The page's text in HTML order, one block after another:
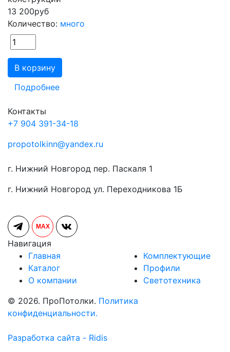
13 200руб
Количество: много
В корзину
Подробнее
Контакты
+7 904 391-34-18
propotolkinn@yandex.ru
г. Нижний Новгород пер. Паскаля 1
г. Нижний Новгород ул. Переходникова 1Б
MAX
Навигация
Главная
Каталог
О компании
Комплектующие
Профили
Светотехника
© 2026. ПроПотолки. Политика
конфиденциальности.
Разработка сайта - Ridis